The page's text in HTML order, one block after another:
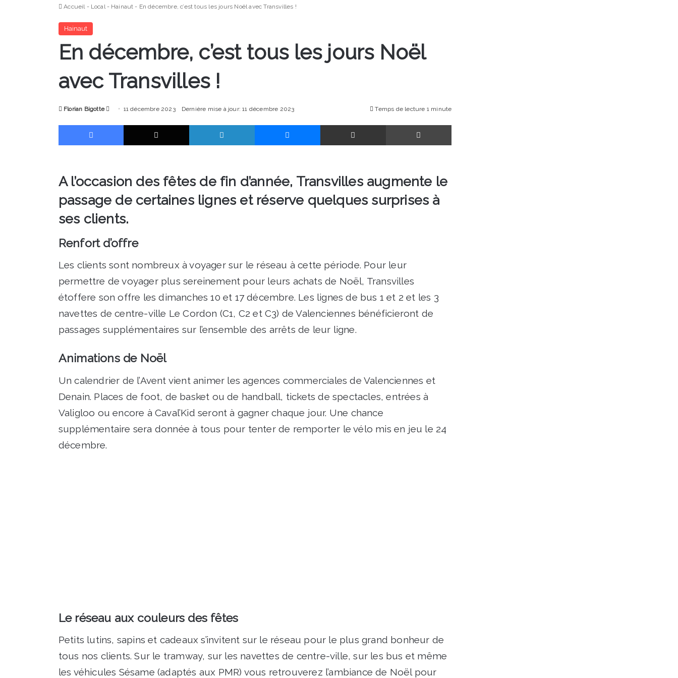
Accueil - Local - Hainaut - En décembre, c’est tous les jours Noël avec Transvilles !
Hainaut
En décembre, c’est tous les jours Noël
avec Transvilles !
Florian Bigotte
Envoyer11 décembre 2023 Dernière mise à jour: 11 décembre 2023 Temps de lecture 1 minute
Facebook X Linkedin Messenger Partager par email Imprimer
A l’occasion des fêtes de fin d’année, Transvilles augmente le
passage de certaines lignes et réserve quelques surprises à
ses clients.
Renfort d’offre
Les clients sont nombreux à voyager sur le réseau à cette période. Pour leur
permettre de voyager plus sereinement pour leurs achats de Noël, Transvilles
étoffere son offre les dimanches 10 et 17 décembre. Les lignes de bus 1 et 2 et les 3
navettes de centre-ville Le Cordon (C1, C2 et C3) de Valenciennes bénéficieront de
passages supplémentaires sur l’ensemble des arrêts de leur ligne.
Animations de Noël
Un calendrier de l’Avent vient animer les agences commerciales de Valenciennes et
Denain. Places de foot, de basket ou de handball, tickets de spectacles, entrées à
Valigloo ou encore à Caval’Kid seront à gagner chaque jour. Une chance
supplémentaire sera donnée à tous pour tenter de remporter le vélo mis en jeu le 24
décembre.
Le réseau aux couleurs des fêtes
Petits lutins, sapins et cadeaux s’invitent sur le réseau pour le plus grand bonheur de
tous nos clients. Sur le tramway, sur les navettes de centre-ville, sur les bus et même
les véhicules Sésame (adaptés aux PMR) vous retrouverez l’ambiance de Noël pour